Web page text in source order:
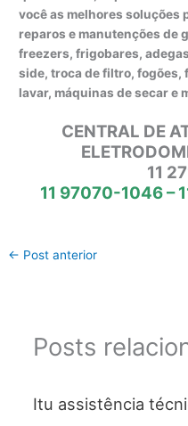
você as melhores soluções
reparos e manutenções de
freezers, frigobares,
side, troca de filtro, fogões,
lavar, máquinas de secar e
CENTRAL DE
11
11 97070-1046 –
← Post anterior
Posts
Itu assistência